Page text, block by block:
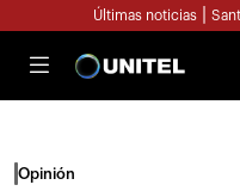
Últimas noticias
Opinión